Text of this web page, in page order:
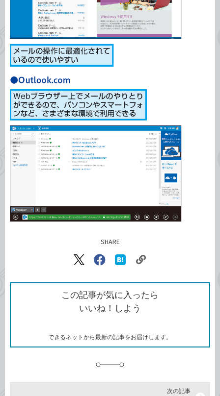
SHARE
X（旧
で
シ
ェ
ア
Facebook
シ
ェ
ア
な
ブ
ッ
ク
ク
ク
を
コ
この記事が気に入ったら
いいね！しよう
できるネットから最新の記事をお届けします。
次の記事